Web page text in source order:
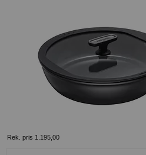
Rek. pris 1.195,00